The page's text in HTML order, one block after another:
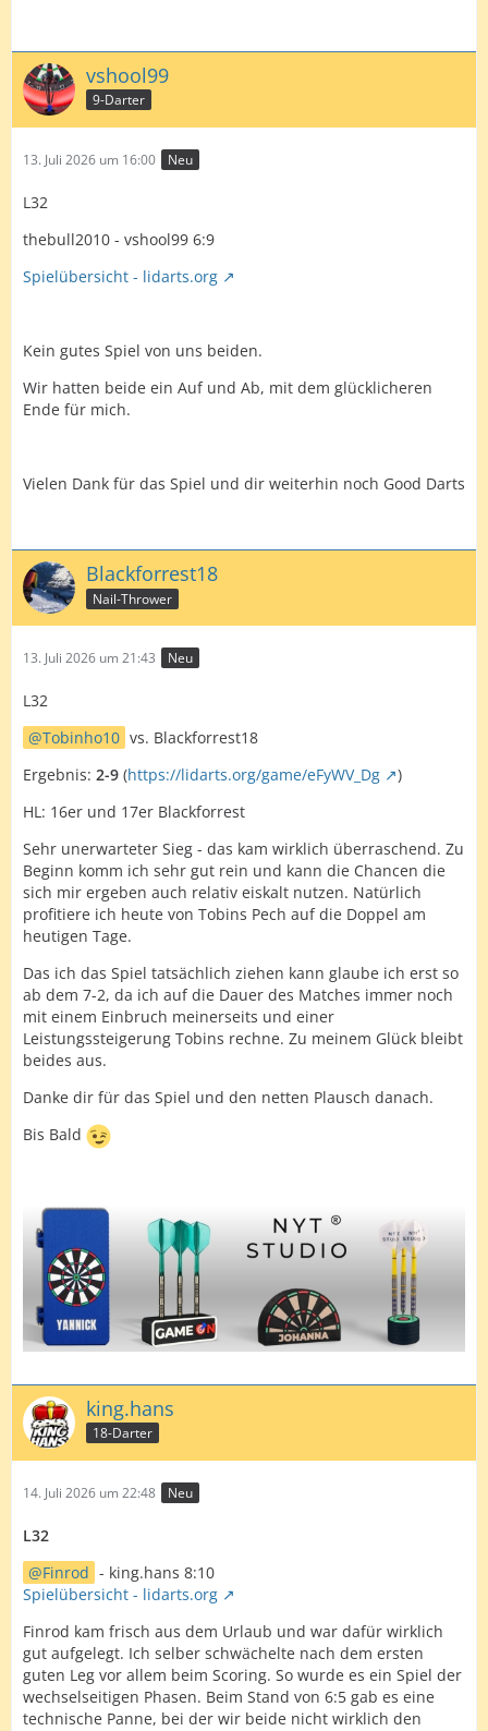
vshool99
9-Darter
13. Juli 2026 um 16:00 Neu
L32
thebull2010 - vshool99 6:9
Spielübersicht - lidarts.org
Kein gutes Spiel von uns beiden.
Wir hatten beide ein Auf und Ab, mit dem glücklicheren
Ende für mich.
Vielen Dank für das Spiel und dir weiterhin noch Good Darts
Blackforrest18
Nail-Thrower
13. Juli 2026 um 21:43 Neu
L32
Tobinho10 vs. Blackforrest18
Ergebnis: 2-9 (https://lidarts.org/game/eFyWV_Dg
)
HL: 16er und 17er Blackforrest
Sehr unerwarteter Sieg - das kam wirklich überraschend. Zu
Beginn komm ich sehr gut rein und kann die Chancen die
sich mir ergeben auch relativ eiskalt nutzen. Natürlich
profitiere ich heute von Tobins Pech auf die Doppel am
heutigen Tage.
Das ich das Spiel tatsächlich ziehen kann glaube ich erst so
ab dem 7-2, da ich auf die Dauer des Matches immer noch
mit einem Einbruch meinerseits und einer
Leistungssteigerung Tobins rechne. Zu meinem Glück bleibt
beides aus.
Danke dir für das Spiel und den netten Plausch danach.
Bis Bald
king.hans
18-Darter
14. Juli 2026 um 22:48 Neu
L32
Finrod - king.hans 8:10
Spielübersicht - lidarts.org
Finrod kam frisch aus dem Urlaub und war dafür wirklich
gut aufgelegt. Ich selber schwächelte nach dem ersten
guten Leg vor allem beim Scoring. So wurde es ein Spiel der
wechselseitigen Phasen. Beim Stand von 6:5 gab es eine
technische Panne, bei der wir beide nicht wirklich den